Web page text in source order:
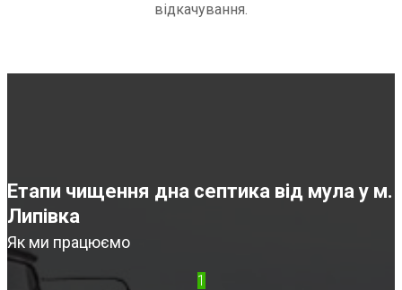
відкачування.
Етапи чищення дна септика від мула у м.
Липівка
Як ми працюємо
1